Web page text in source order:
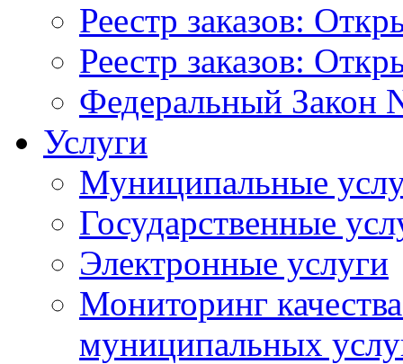
Реестр заказов:
Реестр заказов:
Федеральный Закон
Услуги
Муниципальные
Государственные
Электронные услуги
Мониторинг
муниципальных